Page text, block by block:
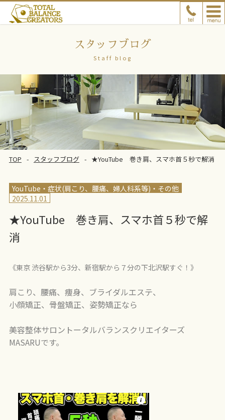
スタッフブログ
Staff blog
TOP スタッフブログ ★YouTube 巻き肩、スマホ首５秒で解消
YouTube 症状(肩こり、腰痛、婦人科系等)
その他
2025.11.01
★YouTube 巻き肩、スマホ首５秒で解
消
《東京 渋谷駅から3分、新宿駅から７分の下北沢駅すぐ！》
肩こり、腰痛、痩身、ブライダルエステ、
小顔矯正、骨盤矯正、姿勢矯正なら
美容整体サロントータルバランスクリエイターズ
MASARUです。